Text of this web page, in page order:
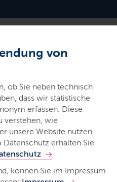
von
ob Sie neben technisch
dass wir statistische
erfassen. Diese
verstehen, wie
unsere Website nutzen.
erhalten Sie
können Sie im Impressum